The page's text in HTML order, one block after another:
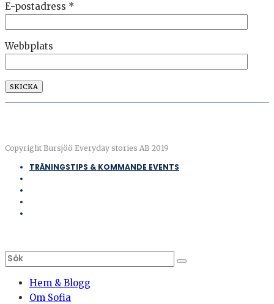
E-postadress *
Webbplats
Copyright Bursjöö Everyday stories AB 2019
TRÄNINGSTIPS & KOMMANDE EVENTS
Hem & Blogg
Om Sofia